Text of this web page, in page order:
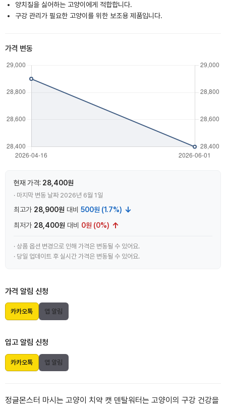
양치질을 싫어하는 고양이에게 적합합니다.
구강 관리가 필요한 고양이를 위한 보조용 제품입니다.
가격 변동
현재 가격: 28,400원
· 마지막 변동 날짜 2026년 6월 1일
최고가 28,900원 대비 500원 (1.7%) ↓
최저가 28,400원 대비 0원 (0%) ↑
· 상품 옵션 변경으로 인해 가격은 변동될 수 있어요.
· 당일 업데이트 후 실시간 가격은 변동될 수 있어요.
가격 알림 신청
카카오톡 앱 알림
입고 알림 신청
카카오톡 앱 알림
정글몬스터 마시는 고양이 치약 캣 덴탈워터는 고양이의 구강 건강을